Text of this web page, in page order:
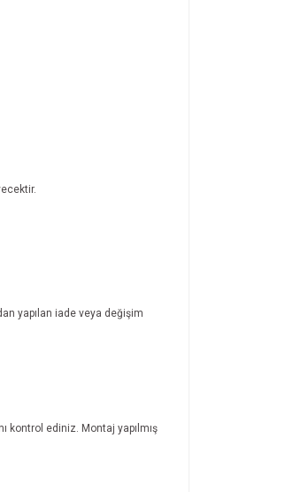
yapılan iade veya değişim
kontrol ediniz. Montaj yapılmış